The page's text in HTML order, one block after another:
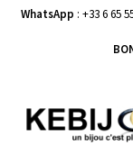
WhatsApp : +33 6 65
Aller
à
Aller
au